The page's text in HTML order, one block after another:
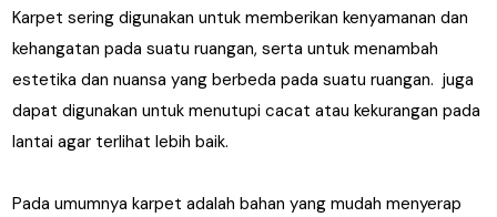
Karpet sering digunakan untuk memberikan kenyamanan dan
kehangatan pada suatu ruangan, serta untuk menambah
estetika dan nuansa yang berbeda pada suatu ruangan. juga
dapat digunakan untuk menutupi cacat atau kekurangan pada
lantai agar terlihat lebih baik.
Pada umumnya karpet adalah bahan yang mudah menyerap